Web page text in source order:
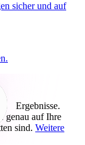
sicher und auf
Ergebnisse.
genau auf Ihre
sind. Weitere